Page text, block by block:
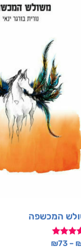
המכשפה
–
₪73